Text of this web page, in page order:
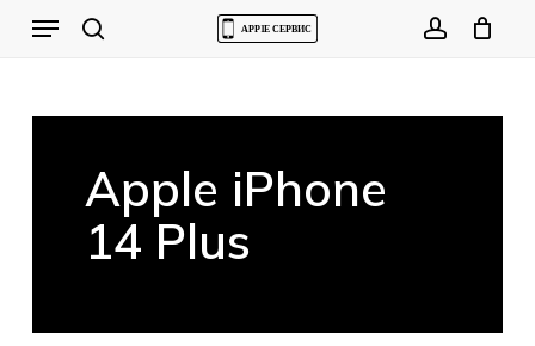
Menu
Apple iPhone
14 Plus